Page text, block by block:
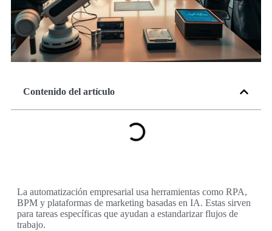
Contenido del artículo
La automatización empresarial usa herramientas como RPA,
BPM y plataformas de marketing basadas en IA. Estas sirven
para tareas específicas que ayudan a estandarizar flujos de
trabajo.